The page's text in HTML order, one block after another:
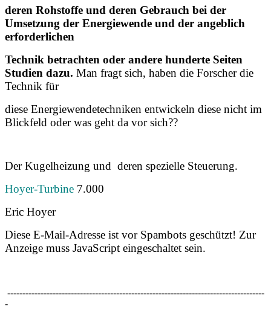
deren Rohstoffe und deren Gebrauch bei der
Umsetzung der Energiewende und der angeblich
erforderlichen
Technik betrachten oder andere hunderte Seiten
Studien dazu. Man fragt sich, haben die Forscher die
Technik für
diese Energiewendetechniken entwickeln diese nicht im
Blickfeld oder was geht da vor sich??
Der Kugelheizung und deren spezielle Steuerung.
Hoyer-Turbine 7.000
Eric Hoyer
Diese E-Mail-Adresse ist vor Spambots geschützt! Zur
Anzeige muss JavaScript eingeschaltet sein.
-------------------------------------------------------------------------------------
-